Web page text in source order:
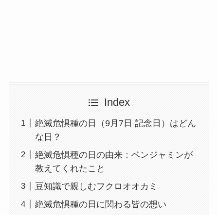
Index
絶滅危惧種の日（9月7日 記念日）はどん
な日？
絶滅危惧種の日の由来：ベンジャミンが
教えてくれたこと
豆知識で親しむフクロオオカミ
絶滅危惧種の日に関わる皆の想い